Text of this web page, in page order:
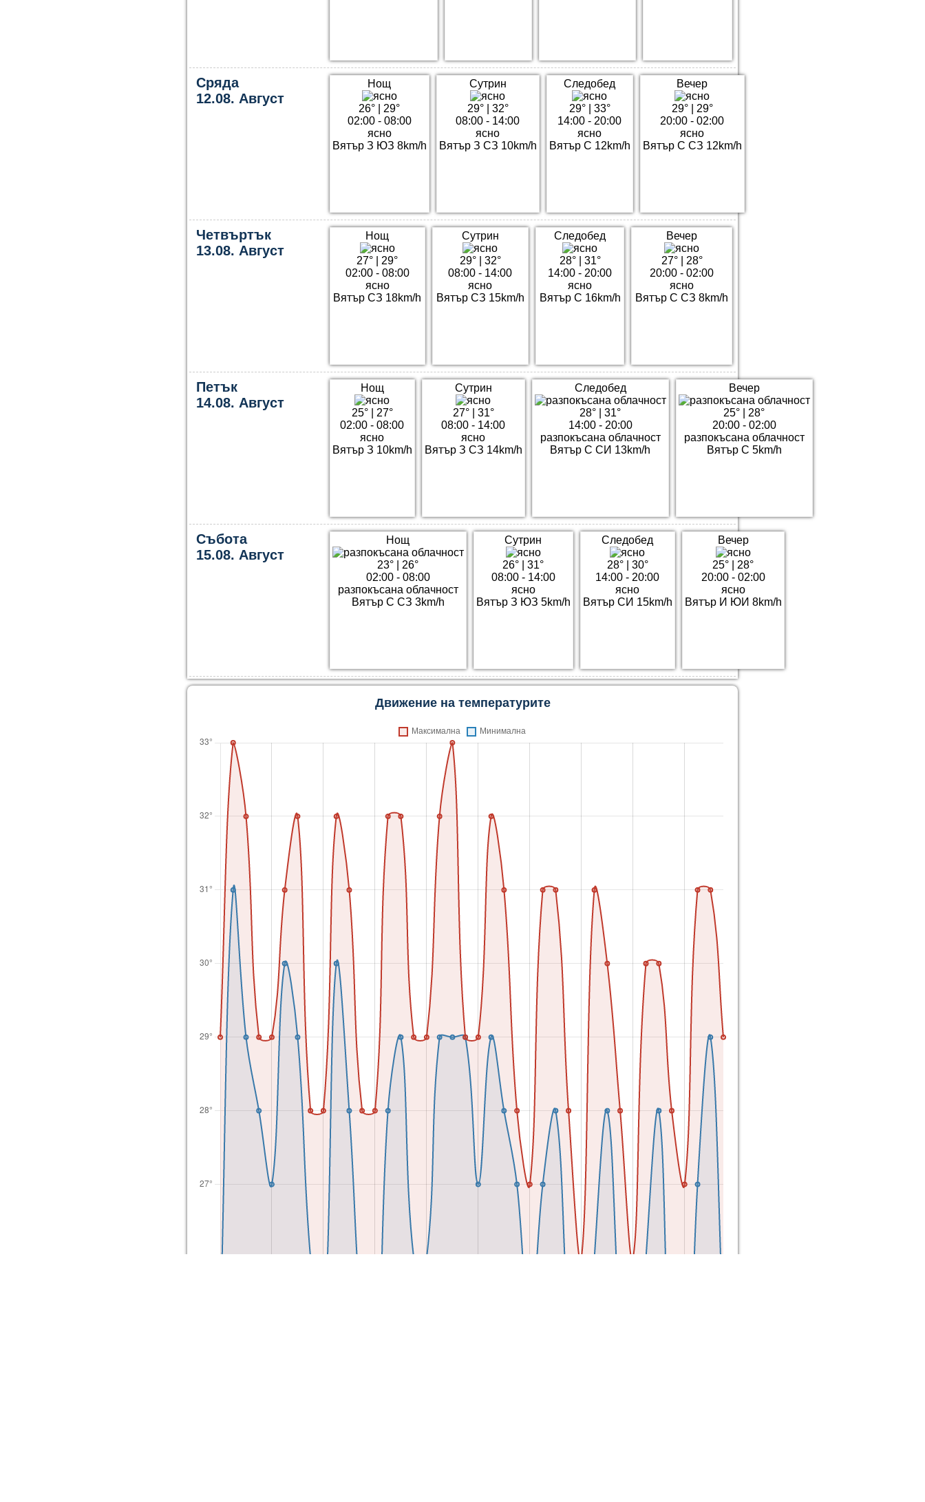
Сряда
12.08. Август
Нощ
26°
29°
02:00 - 08:00
ясно
Вятър З ЮЗ 8km/h
Сутрин
29°| 32°
08:00 - 14:00
ясно
Вятър З СЗ 10km/h
Следобед
29°| 33°
14:00 - 20:00
ясно
Вятър С 12km/h
Вечер
29°| 29°
20:00 - 02:00
ясно
Вятър С СЗ 12km/h
Четвъртък
13.08. Август
Нощ
27°
29°
02:00 - 08:00
ясно
Вятър СЗ 18km/h
Сутрин
29°| 32°
08:00 - 14:00
ясно
Вятър СЗ 15km/h
Следобед
28°| 31°
14:00 - 20:00
ясно
Вятър С 16km/h
Вечер
27°| 28°
20:00 - 02:00
ясно
Вятър С СЗ 8km/h
Петък
14.08. Август
Нощ
25°| 27°
02:00 - 08:00
ясно
Вятър З 10km/h
Сутрин
27°| 31°
08:00 - 14:00
ясно
Вятър З СЗ 14km/h
Следобед
28°
31°
14:00 - 20:00
разпокъсана облачност
Вятър С СИ 13km/h
Вечер
25°
28°
20:00 - 02:00
разпокъсана облачност
Вятър С 5km/h
Събота
15.08. Август
Нощ
23°
26°
02:00 - 08:00
разпокъсана облачност
Вятър С СЗ 3km/h
Сутрин
26°
31°
08:00 - 14:00
ясно
Вятър З ЮЗ 5km/h
Следобед
28°| 30°
14:00 - 20:00
ясно
Вятър СИ 15km/h
Вечер
25°
28°
20:00 - 02:00
ясно
Вятър И ЮИ 8km/h
Движение на температурите